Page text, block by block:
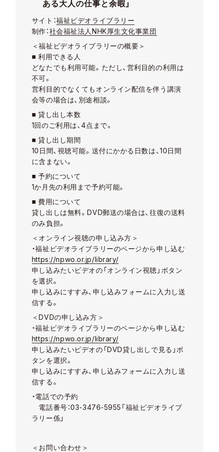
ある大人の仕事と余暇」
サイト：福祉ビデオライブラリー
制作：社会福祉法人NHK厚生文化事業団
＜福祉ビデオライブラリーの概要＞
■ 利用できる人
どなたでも利用可能。ただし、営利目的の利用は
不可。
営利目的でなくてもオンライン配信を伴う講演
会等の場合は、別途相談。
■ 貸し出し本数
1回のご利用は、4点まで。
■ 貸し出し期間
10日間、視聴可能。送付にかかる日数は、10日間
に含まない。
■ 予約について
1か月先の利用まで予約可能。
■ 費用について
貸し出しは無料。DVD郵送の場合は、往復の送料
のみ負担。
＜オンライン視聴の申し込み方＞
・福祉ビデオライブラリーのページから申し込む
https://npwo.or.jp/library/
申し込みたいビデオの「オンライン視聴」ボタン
を選択。
申し込みにすすみ、申し込みフォームに入力し送
信する。
＜DVDの申し込み方＞
・福祉ビデオライブラリーのページから申し込む
https://npwo.or.jp/library/
申し込みたいビデオの「DVD貸し出しで見る」ボ
タンを選択。
申し込みにすすみ、申し込みフォームに入力し送
信する。
・電話での予約
電話番号：03-3476-5955「福祉ビデオライブ
ラリー係」
＜お問い合わせ＞